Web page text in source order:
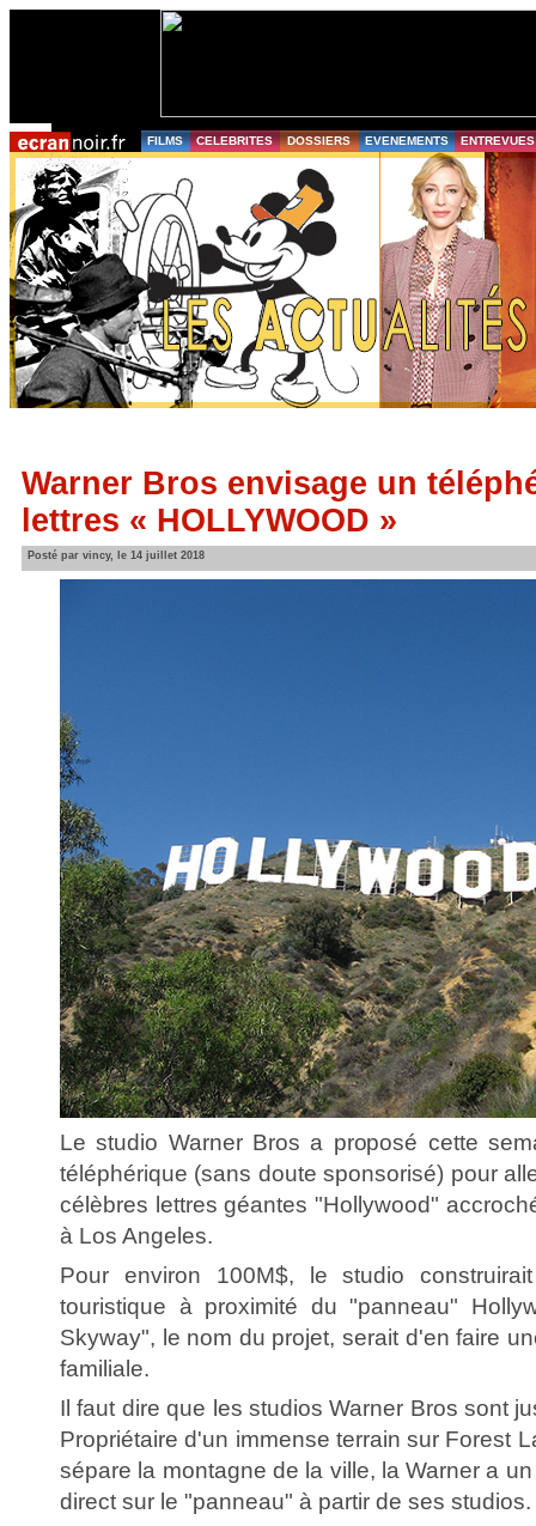
FILMS CELEBRITES DOSSIERS EVENEMENTS ENTREVUES
Warner Bros envisage un
lettres « HOLLYWOOD »
Posté par vincy, le 14 juillet 2018
Le studio Warner Bros a proposé cette
téléphérique (sans doute sponsorisé) pour
célèbres lettres géantes "Hollywood"
à Los Angeles.
Pour environ 100M$, le studio
touristique à proximité du "panneau"
Skyway", le nom du projet, serait d'en faire
familiale.
Il faut dire que les studios Warner Bros sont
Propriétaire d'un immense terrain sur Forest
sépare la montagne de la ville, la Warner a
direct sur le "panneau" à partir de ses studios.